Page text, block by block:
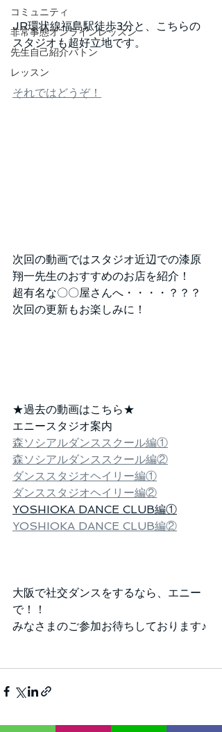
コミュニティ
非常事態オンラインレッスン
先生自己紹介バトン
レッスン
JR環状線福島駅徒歩3分と、こちらの
スタジオも超好立地です。
それではどうぞ！
次回の動画ではスタジオ近辺での漆原
翔一先生のおすすめのお店を紹介！
超有名な〇〇屋さんへ・・・・？？？
次回の更新もお楽しみに！
★過去の動画はこちら★
エニースタジオ案内
森ソシアルダンススクール編①
森ソシアルダンススクール編②
ダンススタジオヘイリー編①
ダンススタジオヘイリー編②
YOSHIOKA DANCE CLUB編①
YOSHIOKA DANCE CLUB編②
大阪で社交ダンスをするなら、エニー
で！！
みなさまのご参加お待ちしております♪